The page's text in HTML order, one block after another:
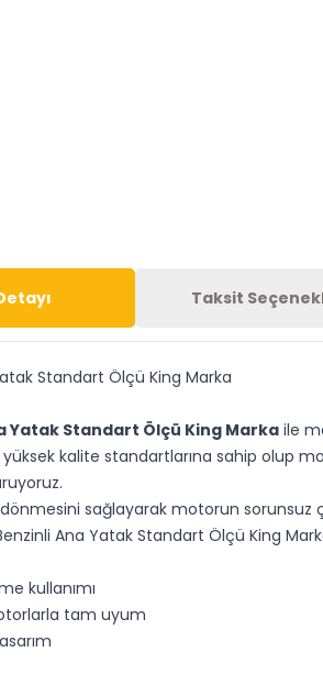
Taksit
Standart Ölçü King Marka
Yatak Standart Ölçü King Markaile
kalite standartlarına sahip olup
sağlayarak motorun sorunsuz
Ana Yatak Standart Ölçü King
kullanımı
tam uyum